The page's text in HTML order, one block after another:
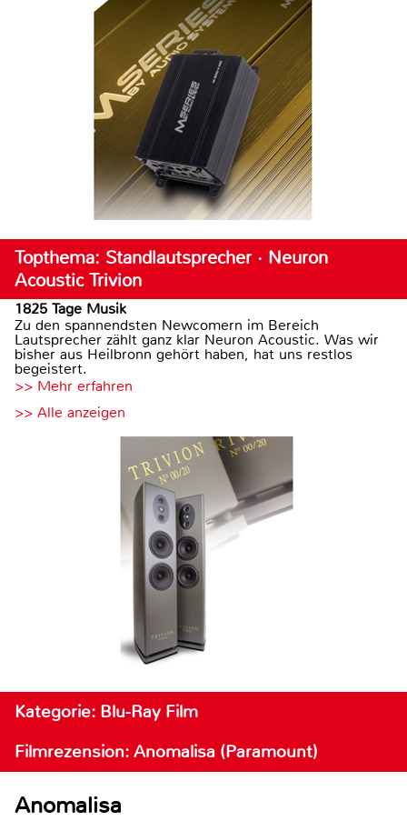
Topthema: Standlautsprecher · Neuron
Acoustic Trivion
1825 Tage Musik
Zu den spannendsten Newcomern im Bereich
Lautsprecher zählt ganz klar Neuron Acoustic. Was wir
bisher aus Heilbronn gehört haben, hat uns restlos
begeistert.
>> Mehr erfahren
>> Alle anzeigen
Kategorie: Blu-Ray Film
Filmrezension: Anomalisa (Paramount)
Anomalisa